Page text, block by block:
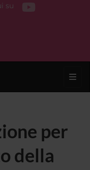
su
per
della